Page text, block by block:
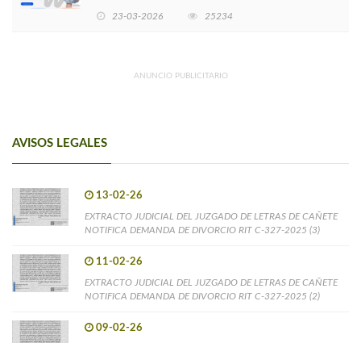
23-03-2026 25234
ANUNCIO PUBLICITARIO
AVISOS LEGALES
13-02-26
EXTRACTO JUDICIAL DEL JUZGADO DE LETRAS DE CAÑETE
NOTIFICA DEMANDA DE DIVORCIO RIT C-327-2025 (3)
11-02-26
EXTRACTO JUDICIAL DEL JUZGADO DE LETRAS DE CAÑETE
NOTIFICA DEMANDA DE DIVORCIO RIT C-327-2025 (2)
09-02-26